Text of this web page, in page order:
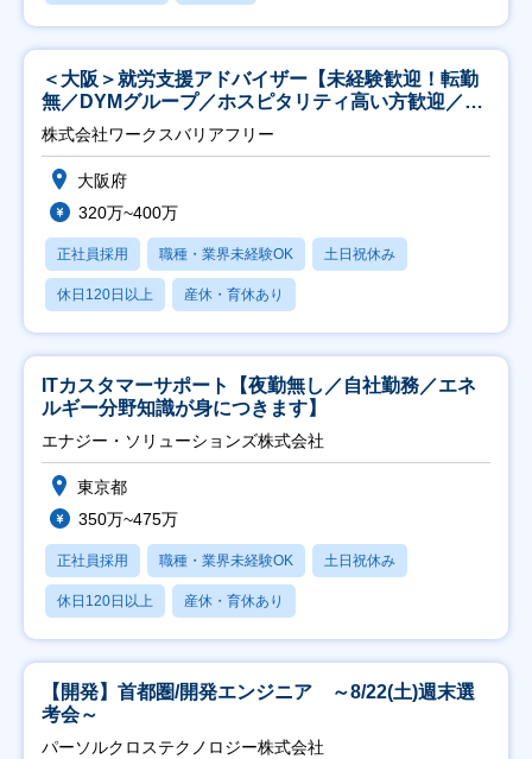
＜大阪＞就労支援アドバイザー【未経験歓迎！転勤
無／DYMグループ／ホスピタリティ高い方歓迎／土
日祝】
株式会社ワークスバリアフリー
大阪府
320万~400万
正社員採用 職種・業界未経験OK 土日祝休み
休日120日以上 産休・育休あり
ITカスタマーサポート【夜勤無し／自社勤務／エネ
ルギー分野知識が身につきます】
エナジー・ソリューションズ株式会社
東京都
350万~475万
正社員採用 職種・業界未経験OK 土日祝休み
休日120日以上 産休・育休あり
【開発】首都圏/開発エンジニア ～8/22(土)週末選
考会～
パーソルクロステクノロジー株式会社